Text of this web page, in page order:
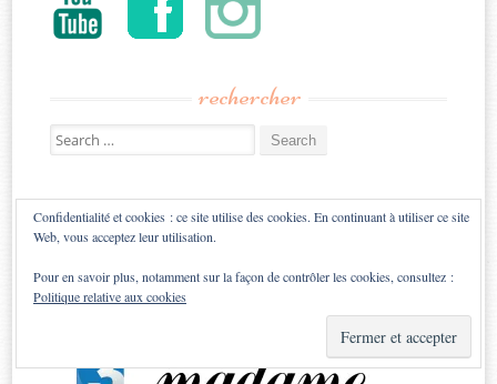
rechercher
Search
for:
ILS M’ONT FAIT confiance
Confidentialité et cookies : ce site utilise des cookies. En continuant à utiliser ce site
Web, vous acceptez leur utilisation.
Pour en savoir plus, notamment sur la façon de contrôler les cookies, consultez :
Politique relative aux cookies